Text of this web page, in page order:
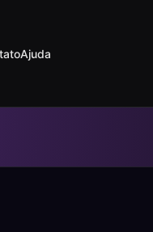
Ajuda